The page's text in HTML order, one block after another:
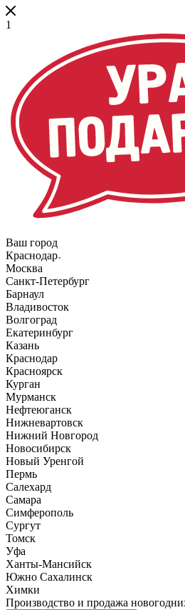
1
Ваш город
Краснодар
Москва
Санкт-Петербург
Барнаул
Владивосток
Волгоград
Екатеринбург
Казань
Краснодар
Красноярск
Курган
Мурманск
Нефтеюганск
Нижневартовск
Нижний Новгород
Новосибирск
Новый Уренгой
Пермь
Салехард
Самара
Симферополь
Сургут
Томск
Уфа
Ханты-Мансийск
Южно Сахалинск
Химки
Производство и продажа